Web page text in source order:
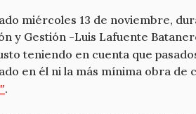
miércoles 13 de noviembre,
y Gestión -Luis Lafuente
teniendo en cuenta que
en él ni la más mínima obra de
.